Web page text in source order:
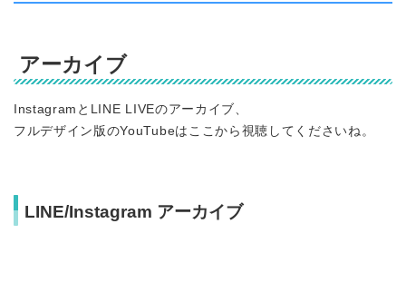
アーカイブ
InstagramとLINE LIVEのアーカイブ、
フルデザイン版のYouTubeはここから視聴してくださいね。
LINE/Instagram アーカイブ